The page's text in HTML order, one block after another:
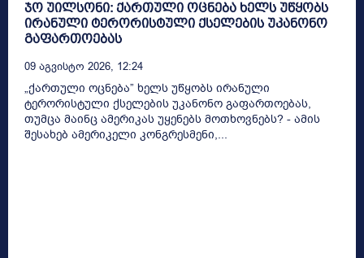
ჯო უილსონი: ქართული ოცნება ხელს უწყობს
ირანული ტერორისტული ქსელების უკანონო
გაფართოებას
09 Აგვისტო 2026, 12:24
„ქართული ოცნება” ხელს უწყობს ირანული
ტერორისტული ქსელების უკანონო გაფართოებას,
თუმცა მაინც ამერიკას უყენებს მოთხოვნებს? - ამის
შესახებ ამერიკელი კონგრესმენი,...